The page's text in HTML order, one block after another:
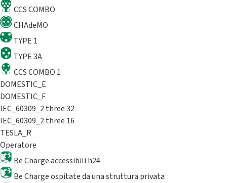
CCS COMBO
CHAdeMO
TYPE 1
TYPE 3A
CCS COMBO 1
DOMESTIC_E
DOMESTIC_F
IEC_60309_2 three 32
IEC_60309_2 three 16
TESLA_R
Operatore
Be Charge accessibili h24
Be Charge ospitate da una struttura privata